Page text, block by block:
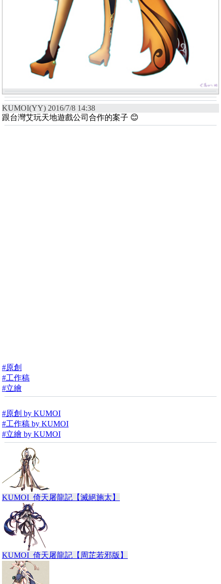
KUMOI(YY) 2016/7/8 14:38
跟台灣艾玩天地遊戲公司合作的案子 😊
#原創
#工作稿
#立繪
#原創 by KUMOI
#工作稿 by KUMOI
#立繪 by KUMOI
KUMOI_倚天屠龍記【滅絕施太】
KUMOI_倚天屠龍記【周芷若邪版】